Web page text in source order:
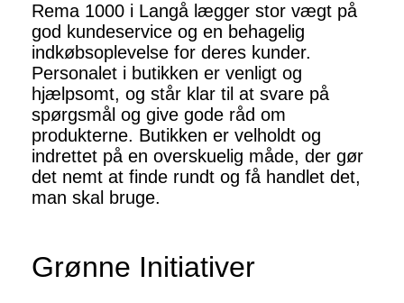
Rema 1000 i Langå lægger stor vægt på
god kundeservice og en behagelig
indkøbsoplevelse for deres kunder.
Personalet i butikken er venligt og
hjælpsomt, og står klar til at svare på
spørgsmål og give gode råd om
produkterne. Butikken er velholdt og
indrettet på en overskuelig måde, der gør
det nemt at finde rundt og få handlet det,
man skal bruge.
Grønne Initiativer